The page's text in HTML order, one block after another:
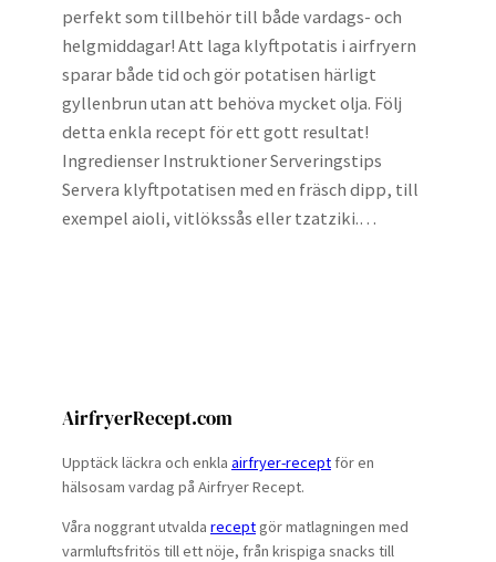
perfekt som tillbehör till både vardags- och
helgmiddagar! Att laga klyftpotatis i airfryern
sparar både tid och gör potatisen härligt
gyllenbrun utan att behöva mycket olja. Följ
detta enkla recept för ett gott resultat!
Ingredienser Instruktioner Serveringstips
Servera klyftpotatisen med en fräsch dipp, till
exempel aioli, vitlökssås eller tzatziki.…
AirfryerRecept.com
Upptäck läckra och enkla airfryer-recept för en
hälsosam vardag på Airfryer Recept.
Våra noggrant utvalda receptgör matlagningen med
varmluftsfritös till ett nöje, från krispiga snacks till